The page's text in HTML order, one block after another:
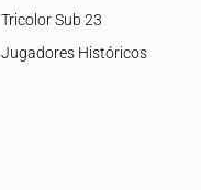
Tricolor Sub 23
Jugadores Históricos